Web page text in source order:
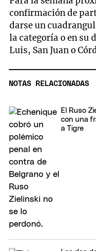
confirmación de
darse un
la categoría o en su
Luis, San Juan o
NOTAS RELACIONADAS
El Ruso
con una
a Tigre